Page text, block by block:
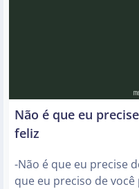
Não é que eu
feliz
-Não é que eu precise
que eu preciso de